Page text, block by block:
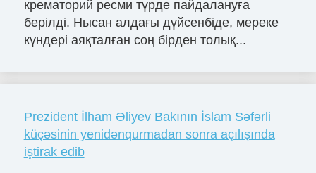
крематорий ресми түрде пайдалануға
берілді. Нысан алдағы дүйсенбіде, мереке
күндері аяқталған соң бірден толық...
Prezident İlham Əliyev Bakının İslam Səfərli
küçəsinin yenidənqurmadan sonra açılışında
iştirak edib